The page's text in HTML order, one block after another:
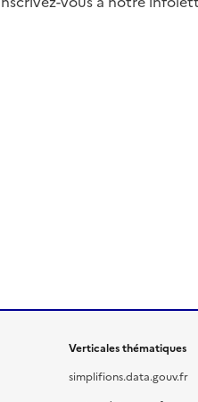
Verticales thématiques
simplifions.data.gouv.fr